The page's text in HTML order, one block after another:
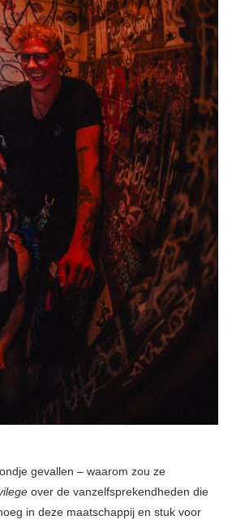
gevallen – waarom zou ze
over de vanzelfsprekendheden die
in deze maatschappij en stuk voor